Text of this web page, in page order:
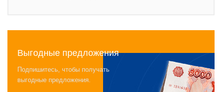
Выгодные предложения
Подпишитесь, чтобы получать
выгодные предложения.